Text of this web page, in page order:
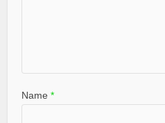
Name*